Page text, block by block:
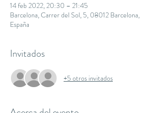
14 feb 2022, 20:30 – 21:45
Barcelona, Carrer del Sol, 5, 08012 Barcelona,
España
Invitados
+5 otros invitados